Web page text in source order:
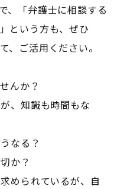
、「弁護士に相談する
という方も、ぜひ
、ご活用ください。
か？――
、知識も時間もな
なる？
か？
められているが、自